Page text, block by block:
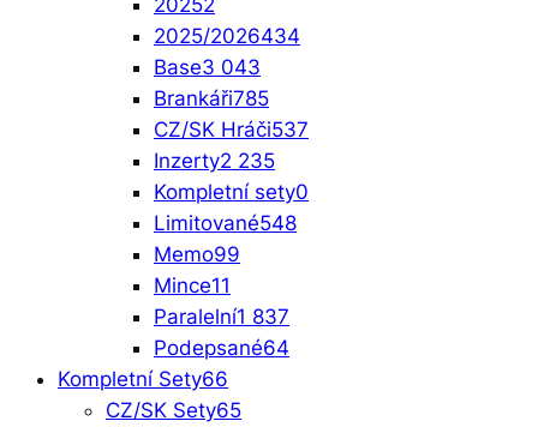
20252
2025/2026434
Base3 043
Brankáři785
CZ/SK Hráči537
Inzerty2 235
Kompletní sety0
Limitované548
Memo99
Mince11
Paralelní1 837
Podepsané64
Kompletní Sety66
CZ/SK Sety65